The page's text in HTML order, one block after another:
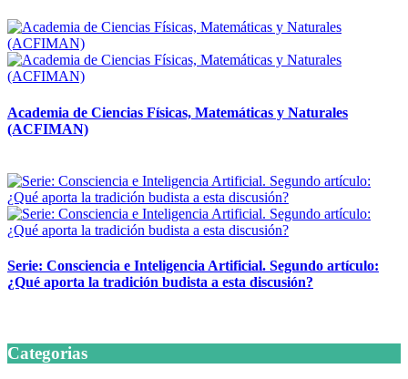
Academia de Ciencias Físicas, Matemáticas y Naturales
(ACFIMAN)
Serie: Consciencia e Inteligencia Artificial. Segundo artículo:
¿Qué aporta la tradición budista a esta discusión?
Categorias